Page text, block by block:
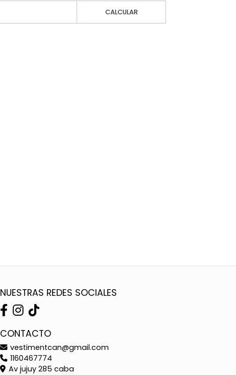
CALCULAR
NUESTRAS REDES SOCIALES
CONTACTO
vestimentcan@gmail.com
1160467774
Av jujuy 285 caba